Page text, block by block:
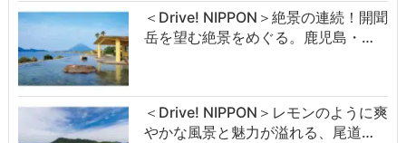
＜Drive! NIPPON＞絶景の連続！開聞
岳を望む絶景をめぐる。鹿児島・…
＜Drive! NIPPON＞レモンのように爽
やかな風景と魅力が溢れる、尾道…